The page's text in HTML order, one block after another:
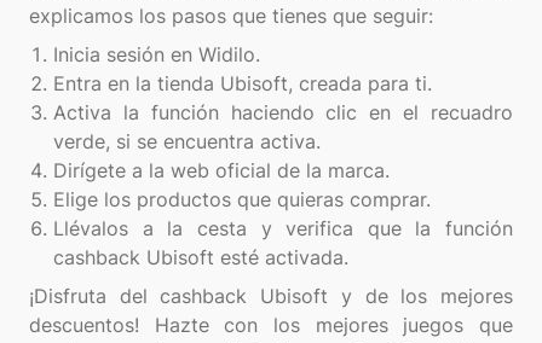
Inicia sesión en Widilo.
Entra en la tienda Ubisoft, creada para ti.
Activa la función haciendo clic en el recuadro
verde, si se encuentra activa.
Dirígete a la web oficial de la marca.
Elige los productos que quieras comprar.
Llévalos a la cesta y verifica que la función
cashback Ubisoft esté activada.
¡Disfruta del cashback Ubisoft y de los mejores
descuentos! Hazte con los mejores juegos que